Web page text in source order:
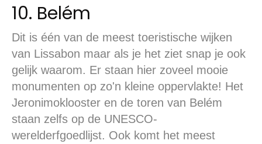
10. Belém
Dit is één van de meest toeristische wijken
van Lissabon maar als je het ziet snap je ook
gelijk waarom. Er staan hier zoveel mooie
monumenten op zo'n kleine oppervlakte! Het
Jeronimoklooster en de toren van Belém
staan zelfs op de UNESCO-
werelderfgoedlijst. Ook komt het meest